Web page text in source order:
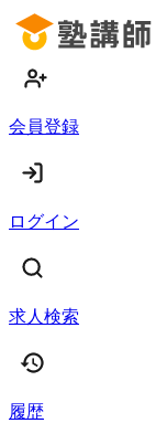
会員登録
ログイン
求人検索
履歴